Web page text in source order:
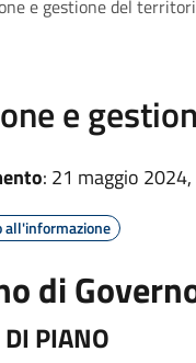
e gestione del
e
: 21 maggio
all'informazione
di
PIANO